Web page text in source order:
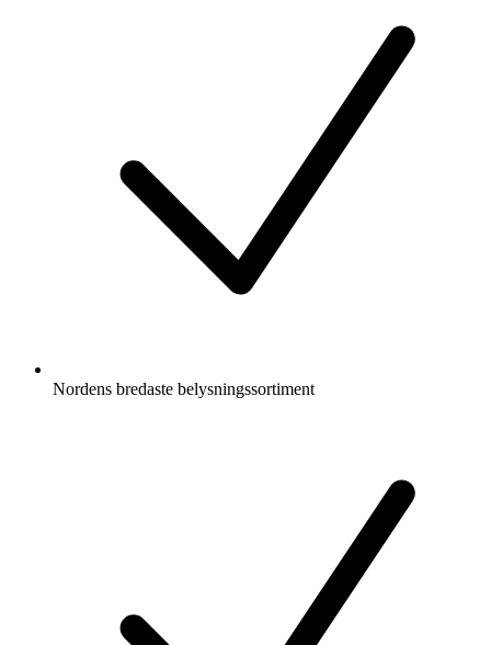
Nordens bredaste belysningssortiment